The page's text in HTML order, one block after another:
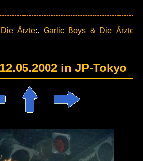
Die Ärzte:. Garlic Boys & Die Ärzte
in JP-Tokyo